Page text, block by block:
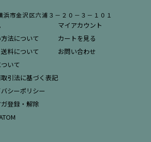
浜市金沢区六浦３－２０－３－１０１
法について
料について
いて
引法に基づく表記
シーポリシー
登録・解除
マイアカウント
カートを見る
お問い合わせ